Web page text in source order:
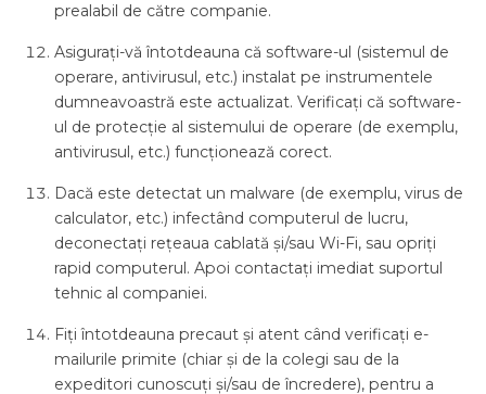
prealabil de către companie.
Asigurați-vă întotdeauna că software-ul (sistemul de
operare, antivirusul, etc.) instalat pe instrumentele
dumneavoastră este actualizat. Verificați că software-
ul de protecție al sistemului de operare (de exemplu,
antivirusul, etc.) funcționează corect.
Dacă este detectat un malware (de exemplu, virus de
calculator, etc.) infectând computerul de lucru,
deconectați rețeaua cablată și/sau Wi-Fi, sau opriți
rapid computerul. Apoi contactați imediat suportul
tehnic al companiei.
Fiți întotdeauna precaut și atent când verificați e-
mailurile primite (chiar și de la colegi sau de la
expeditori cunoscuți și/sau de încredere), pentru a